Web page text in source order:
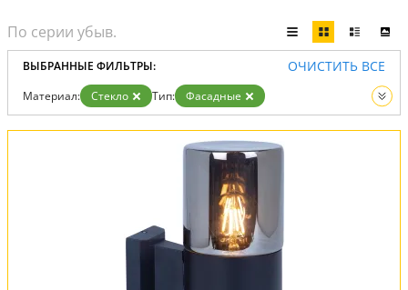
ВЫБРАННЫЕ ФИЛЬТРЫ: ОЧИСТИТЬ ВСЕ
Материал: Стекло Тип:
Фасадные
Вид:
Уличные светильники